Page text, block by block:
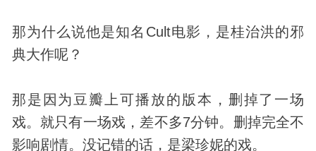
那为什么说他是知名Cult电影，是桂治洪的邪
典大作呢？
那是因为豆瓣上可播放的版本，删掉了一场
戏。就只有一场戏，差不多7分钟。删掉完全不
影响剧情。没记错的话，是梁珍妮的戏。